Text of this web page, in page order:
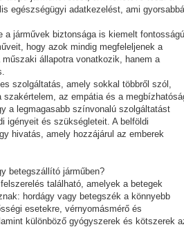
egészségügyi adatkezelést, ami gyorsabbá
járművek biztonsága is kiemelt
hogy azok mindig megfeleljenek a
állapotra vonatkozik, hanem a
szolgáltatás, amely sokkal többről szól,
az empátia és a
a legmagasabb színvonalú szolgáltatást
igényeit és szükségleteit. A belföldi
hivatás, amely hozzájárul az emberek
betegszállító járműben?
található, amelyek a betegek
hordágy vagy betegszék a könnyebb
esetekre, vérnyomásmérő és
különböző gyógyszerek és kötszerek